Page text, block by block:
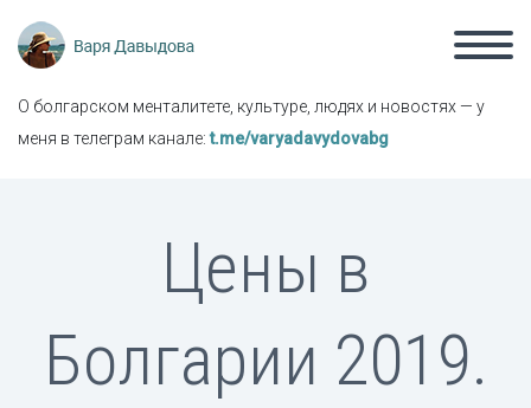
О болгарском менталитете, культуре, людях и новостях — у
меня в телеграм канале:t.me/varyadavydovabg
Цены в
Болгарии 2019.